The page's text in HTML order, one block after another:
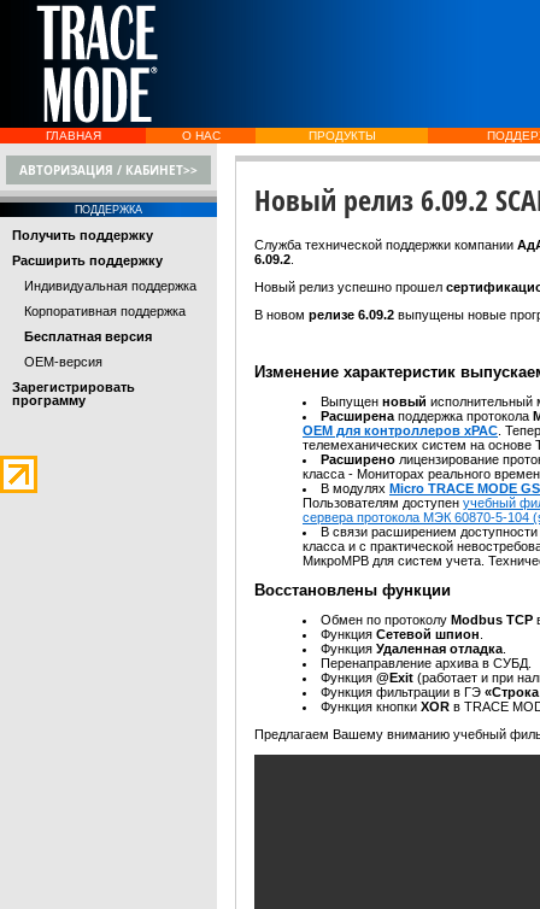
ГЛАВНАЯ О НАС ПРОДУКТЫ
АВТОРИЗАЦИЯ / КАБИНЕТ>>
ПОДДЕРЖКА
Получить поддержку
Расширить поддержку
Индивидуальная поддержка
Корпоративная поддержка
Бесплатная версия
OEM-версия
Зарегистрировать
программу
Новый релиз 6.09.2
Служба технической поддержки компании
6.09.2
Новый релиз успешно прошел
В новом релизе 6.09.2 выпущены новые
Изменение характеристик
Выпущен новый исполнительный
Расширена поддержка протокола
OEM для контроллеров xPAC .
телемеханических систем на основе
Расширено лицензирование
класса - Мониторах реального
В модулях Micro TRACE MODE
Пользователям доступен учебный
сервера протокола МЭК 60870-5-104
В связи расширением
класса и с практической
МикроМРВ для систем учета.
Восстановлены функции
Обмен по протоколу Modbus TCP
Функция Сетевой шпион
Функция Удаленная отладка
Перенаправление архива в СУБД.
Функция @Exit (работает и при
Функция фильтрации в ГЭ
Функция кнопки XOR в TRACE
Предлагаем Вашему вниманию учебный